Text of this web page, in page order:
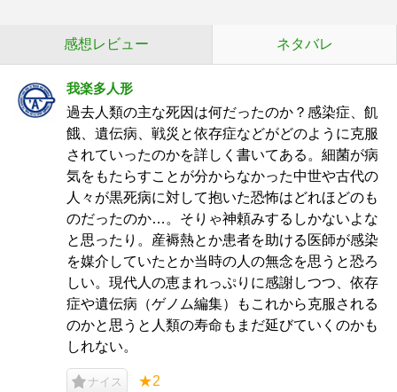
感想レビュー ネタバレ
我楽多人形
過去人類の主な死因は何だったのか？感染症、飢
餓、遺伝病、戦災と依存症などがどのように克服
されていったのかを詳しく書いてある。細菌が病
気をもたらすことが分からなかった中世や古代の
人々が黒死病に対して抱いた恐怖はどれほどのも
のだったのか…。そりゃ神頼みするしかないよな
と思ったり。産褥熱とか患者を助ける医師が感染
を媒介していたとか当時の人の無念を思うと恐ろ
しい。現代人の恵まれっぷりに感謝しつつ、依存
症や遺伝病（ゲノム編集）もこれから克服される
のかと思うと人類の寿命もまだ延びていくのかも
しれない。
ナイス ★2